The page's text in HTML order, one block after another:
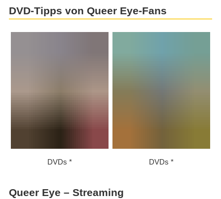
DVD-Tipps von Queer Eye-Fans
DVDs DVDs
Queer Eye – Streaming